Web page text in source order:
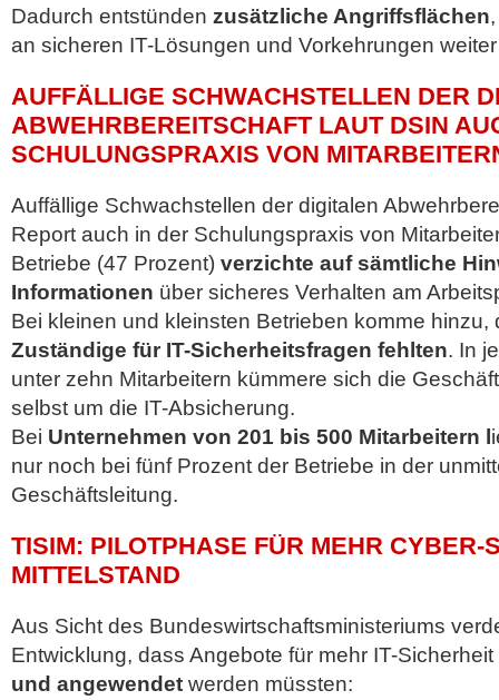
Dadurch entstünden zusätzliche Angriffsflächen
an sicheren IT-Lösungen und Vorkehrungen
AUFFÄLLIGE SCHWACHSTELLEN DER
ABWEHRBEREITSCHAFT LAUT DSIN
SCHULUNGSPRAXIS VON
Auffällige Schwachstellen der digitalen
Report auch in der Schulungspraxis von
Betriebe (47 Prozent) verzichte auf sämtliche
Informationen über sicheres Verhalten am
Bei kleinen und kleinsten Betrieben komme
Zuständige für IT-Sicherheitsfragen fehlten. In
unter zehn Mitarbeitern kümmere sich die
selbst um die IT-Absicherung.
Bei Unternehmen von 201 bis 500 Mitarbeitern l
nur noch bei fünf Prozent der Betriebe in der
Geschäftsleitung.
TISIM: PILOTPHASE FÜR MEHR CYBER-
MITTELSTAND
Aus Sicht des Bundeswirtschaftsministeriums
Entwicklung, dass Angebote für mehr IT-Sicherheit
und angewendet werden müssten: